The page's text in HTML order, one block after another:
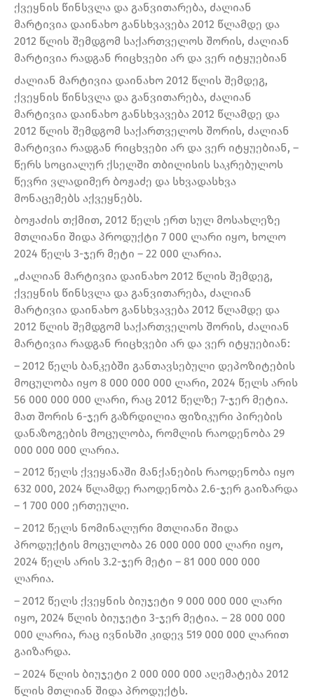
ქვეყნის წინსვლა და განვითარება, ძალიან
მარტივია დაინახო განსხვავება 2012 წლამდე და
2012 წლის შემდგომ საქართველოს შორის, ძალიან
მარტივია რადგან რიცხვები არ და ვერ იტყუებიან
ძალიან მარტივია დაინახო 2012 წლის შემდეგ,
ქვეყნის წინსვლა და განვითარება, ძალიან
მარტივია დაინახო განსხვავება 2012 წლამდე და
2012 წლის შემდგომ საქართველოს შორის, ძალიან
მარტივია რადგან რიცხვები არ და ვერ იტყუებიან, –
წერს სოციალურ ქსელში თბილისის საკრებულოს
წევრი ვლადიმერ ბოჟაძე და სხვადასხვა
მონაცემებს აქვეყნებს.
ბოჟაძის თქმით, 2012 წელს ერთ სულ მოსახლეზე
მთლიანი შიდა პროდუქტი 7 000 ლარი იყო, ხოლო
2024 წელს 3-ჯერ მეტი – 22 000 ლარია.
„ძალიან მარტივია დაინახო 2012 წლის შემდეგ,
ქვეყნის წინსვლა და განვითარება, ძალიან
მარტივია დაინახო განსხვავება 2012 წლამდე და
2012 წლის შემდგომ საქართველოს შორის, ძალიან
მარტივია რადგან რიცხვები არ და ვერ იტყუებიან:
– 2012 წელს ბანკებში განთავსებული დეპოზიტების
მოცულობა იყო 8 000 000 000 ლარი, 2024 წელს არის
56 000 000 000 ლარი, რაც 2012 წელზე 7-ჯერ მეტია.
მათ შორის 6-ჯერ გაზრდილია ფიზიკური პირების
დანაზოგების მოცულობა, რომლის რაოდენობა 29
000 000 000 ლარია.
– 2012 წელს ქვეყანაში მანქანების რაოდენობა იყო
632 000, 2024 წლამდე რაოდენობა 2.6-ჯერ გაიზარდა
– 1 700 000 ერთეული.
– 2012 წელს ნომინალური მთლიანი შიდა
პროდუქტის მოცულობა 26 000 000 000 ლარი იყო,
2024 წელს არის 3.2-ჯერ მეტი – 81 000 000 000
ლარია.
– 2012 წელს ქვეყნის ბიუჯეტი 9 000 000 000 ლარი
იყო, 2024 წლის ბიუჯეტი 3-ჯერ მეტია. – 28 000 000
000 ლარია, რაც ივნისში კიდევ 519 000 000 ლარით
გაიზარდა.
– 2024 წლის ბიუჯეტი 2 000 000 000 აღემატება 2012
წლის მთლიან შიდა პროდუქტს.